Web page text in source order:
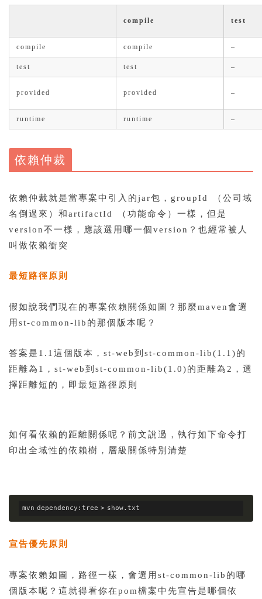
compile test
compile compile –
test test –
provided provided –
runtime runtime –
依賴仲裁
依賴仲裁就是當專案中引入的jar包，groupId （公司域
名倒過來）和artifactId （功能命令）一樣，但是
version不一樣，應該選用哪一個version？也經常被人
叫做依賴衝突
最短路徑原則
假如說我們現在的專案依賴關係如圖？那麼maven會選
用st-common-lib的那個版本呢？
答案是1.1這個版本，st-web到st-common-lib(1.1)的
距離為1，st-web到st-common-lib(1.0)的距離為2，選
擇距離短的，即最短路徑原則
如何看依賴的距離關係呢？前文說過，執行如下命令打
印出全域性的依賴樹，層級關係特別清楚
mvn dependency:tree > show.txt
宣告優先原則
專案依賴如圖，路徑一樣，會選用st-common-lib的哪
個版本呢？這就得看你在pom檔案中先宣告是哪個依